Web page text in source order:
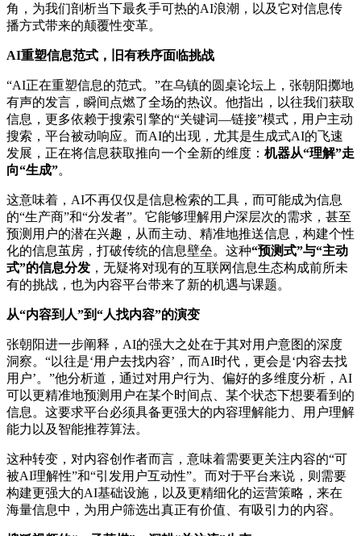
角，为我们剖析当下最炙手可热的AI浪潮，以及它对信息传
播方式带来的颠覆性变革。
AI重塑信息范式，旧有秩序面临挑战
“AI正在重塑信息的范式。”在乌镇的圆桌论坛上，张朝阳擲地
有声的发言，瞬间点燃了全场的热议。他指出，以往我们获取
信息，更多依赖于搜索引擎的“关键词—链接”模式，用户主动
搜索，平台被动响应。而AI的出现，尤其是生成式AI的飞速
发展，正在将信息获取推向一个全新的维度： 机器从“理解”走
向“生成”。
这意味着，AI不再仅仅是信息检索的工具，而可能成为信息
的“生产商”和“分发者”。它能够理解用户深层次的需求，甚至
预测用户的潜在兴趣，从而主动、精准地推送信息，构建个性
化的信息茧房，打破传统的信息壁垒。这种“预测式”与“主动
式”的信息分发 ，无疑将对现有的互联网信息生态构成前所未
有的挑战，也为内容平台带来了新的机遇与课题。
从“内容到人”到“人找内容”的演变
张朝阳进一步阐释，AI的强大之处在于其对用户意图的深度
洞察。“以往是‘用户去找内容’，而AI时代，更会是‘内容去找
用户’。”他分析道，通过对用户行为、偏好的多维度分析，AI
可以更精准地预测用户在某个时间点、某个状态下想要看到的
信息。这要求平台必须具备更强大的内容理解能力、用户理解
能力以及智能推荐算法。
这种转变，对内容创作者而言，意味着需要更关注内容的“可
被AI理解性”和“引发用户互动性”。而对于平台来说，则需要
构建更强大的AI基础设施，以及更精细化的运营策略，来在
海量信息中，为用户筛选出真正有价值、有吸引力的内容。